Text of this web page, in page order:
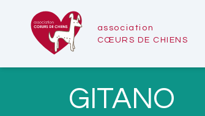
association
CŒURS DE CHIENS
GITANO